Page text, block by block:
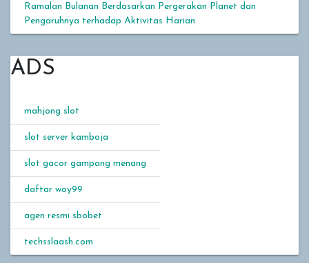
Ramalan Bulanan Berdasarkan Pergerakan Planet dan
Pengaruhnya terhadap Aktivitas Harian
ADS
mahjong slot
slot server kamboja
slot gacor gampang menang
daftar woy99
agen resmi sbobet
techsslaash.com